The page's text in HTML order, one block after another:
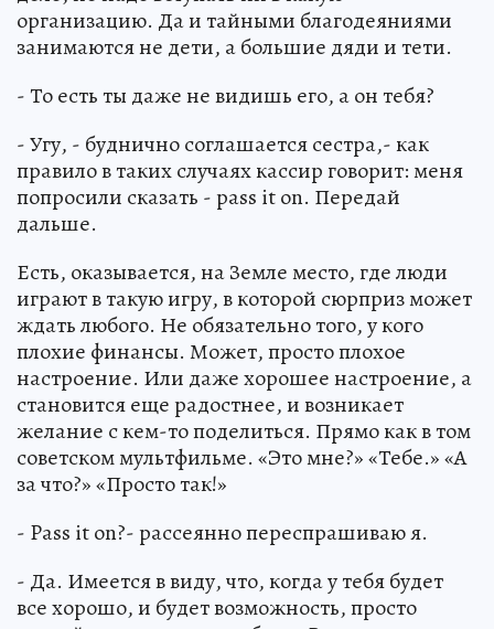
организацию. Да и тайными благодеяниями
занимаются не дети, а большие дяди и тети.
- То есть ты даже не видишь его, а он тебя?
- Угу, - буднично соглашается сестра,- как
правило в таких случаях кассир говорит: меня
попросили сказать - рass it on. Передай
дальше.
Есть, оказывается, на Земле место, где люди
играют в такую игру, в которой сюрприз может
ждать любого. Не обязательно того, у кого
плохие финансы. Может, просто плохое
настроение. Или даже хорошее настроение, а
становится еще радостнее, и возникает
желание с кем-то поделиться. Прямо как в том
советском мультфильме. «Это мне?» «Тебе.» «А
за что?» «Просто так!»
- Pass it on?- рассеянно переспрашиваю я.
- Да. Имеется в виду, что, когда у тебя будет
все хорошо, и будет возможность, просто